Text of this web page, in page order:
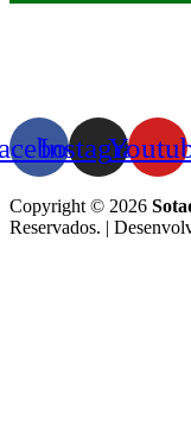
Instagram
Copyright © 2026
Reservados. |